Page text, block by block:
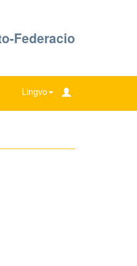
Federacio
Lingvo